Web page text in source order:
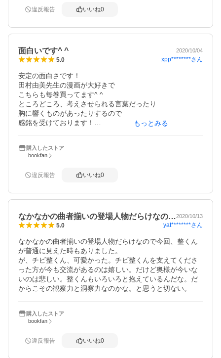
違反報告 いいね0
面白いです^ ^ 2020/10/04
5.0 xpp********さん
安定の面白さです！
田村由美先生の漫画が大好きで
こちらも毎巻買ってます^ ^
ところどころ、考えさせられる言葉だったり
胸に響くものがあったりするので
感銘を受けております！
しっかりポイントがつくのと
送料無料なのが助かります☆
もっとみる
購入したストア
bookfan
違反報告 いいね0
なかなかの曲者揃いの登場人物だらけなの…2020/10/13
5.0 yat********さん
なかなかの曲者揃いの登場人物だらけなので今回、整くん
が普通に見えた時もありました。
が、チビ整くん、可愛かった。チビ整くんを支えてくださ
った方が今も交流があるのは嬉しい。だけど奥様が今いな
いのは悲しい。整くんもいろいろと抱えているんだな。だ
からこその観察力と洞察力なのかな。と思うと切ない。
購入したストア
bookfan
違反報告 いいね0